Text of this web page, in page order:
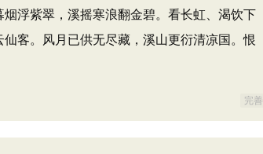
浮紫翠，溪摇寒浪翻金碧。看长虹、渴饮下
客。风月已供无尽藏，溪山更衍清凉国。恨
完善